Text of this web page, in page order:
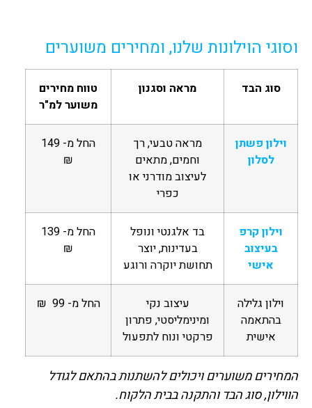
וסוגי הוילונות שלנו, ומחירים משוערים
סוג הבד מראה וסגנון
טווח מחירים
משוער למ"ר
וילון פשתן
לסלון
מראה טבעי, רך
וחמים, מתאים
לעיצוב מודרני או
כפרי
החל מ- 149
₪
וילון קרפ
בעיצוב
אישי
בד אלגנטי ונופל
בעדינות, יוצר
תחושת יוקרה ורוגע
החל מ- 139
₪
וילון גלילה
בהתאמה
אישית
עיצוב נקי
ומינימליסטי, פתרון
פרקטי ונוח לתפעול
החל מ- 99 ₪
המחירים משוערים ויכולים להשתנות בהתאם לגודל
הווילון, סוג הבד והתקנה בבית הלקוח.